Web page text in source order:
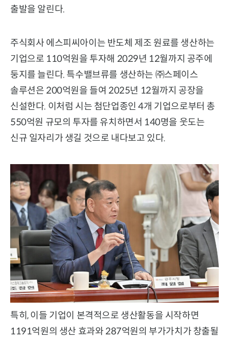
출발을 알린다.
주식회사 에스피씨아이는 반도체 제조 원료를 생산하는
기업으로 110억원을 투자해 2029년 12월까지 공주에
둥지를 늘린다. 특수밸브류를 생산하는 ㈜스페이스
솔루션은 200억원을 들여 2025년 12월까지 공장을
신설한다. 이처럼 시는 첨단업종인 4개 기업으로부터 총
550억원 규모의 투자를 유치하면서 140명을 웃도는
신규 일자리가 생길 것으로 내다보고 있다.
특히, 이들 기업이 본격적으로 생산활동을 시작하면
1191억원의 생산 효과와 287억원의 부가가치가 창출될